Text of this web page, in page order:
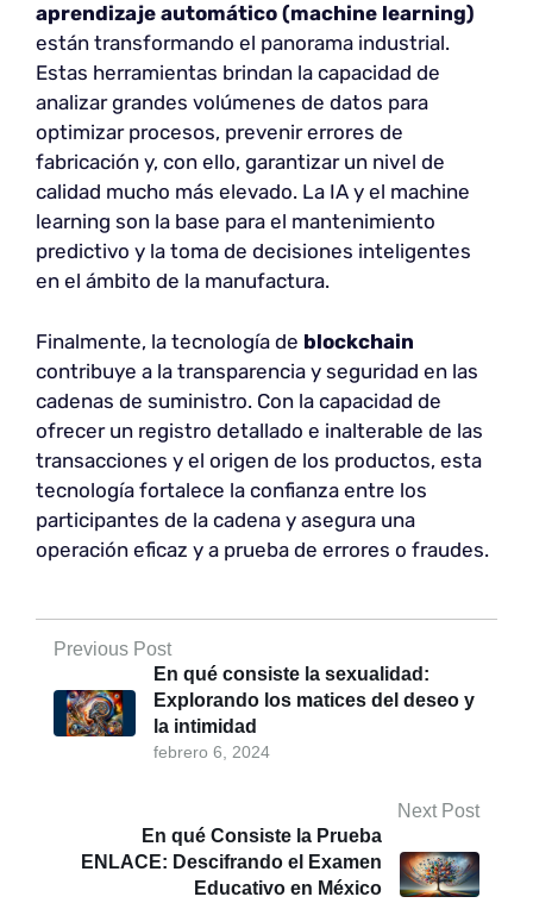
aprendizaje automático (machine learning)
están transformando el panorama industrial.
Estas herramientas brindan la capacidad de
analizar grandes volúmenes de datos para
optimizar procesos, prevenir errores de
fabricación y, con ello, garantizar un nivel de
calidad mucho más elevado. La IA y el machine
learning son la base para el mantenimiento
predictivo y la toma de decisiones inteligentes
en el ámbito de la manufactura.
Finalmente, la tecnología de blockchain
contribuye a la transparencia y seguridad en las
cadenas de suministro. Con la capacidad de
ofrecer un registro detallado e inalterable de las
transacciones y el origen de los productos, esta
tecnología fortalece la confianza entre los
participantes de la cadena y asegura una
operación eficaz y a prueba de errores o fraudes.
Previous Post
febrero 6, 2024
En qué consiste la sexualidad:
Explorando los matices del deseo y
la intimidad
Next Post
En qué Consiste la Prueba
ENLACE: Descifrando el Examen
Educativo en México